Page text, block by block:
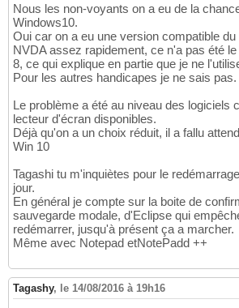
Nous les non-voyants on a eu de la
Windows10.
Oui car on a eu une version compatible
NVDA assez rapidement, ce n'a pas été
8, ce qui explique en partie que je ne
Pour les autres handicapes je ne sais pas.
Le problème a été au niveau des logiciels
lecteur d'écran disponibles.
Déjà qu'on a un choix réduit, il a fallu
Win 10
Tagashi tu m'inquiètes pour le
jour.
En général je compte sur la boite de
sauvegarde modale, d'Eclipse qui
redémarrer, jusqu'à présent ça a marcher.
Même avec Notepad etNotePadd ++
Tagashy, le 14/08/2016 à 19h16